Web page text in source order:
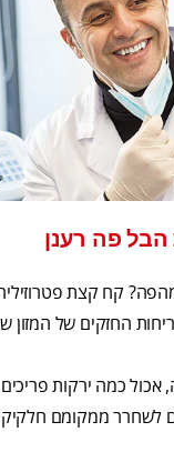
הבל פה רענן
קח קצת
החזקים של המזון
אכול כמה ירקות
לשחרר ממקומם